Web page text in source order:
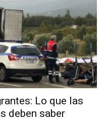
Lo que las
deben saber